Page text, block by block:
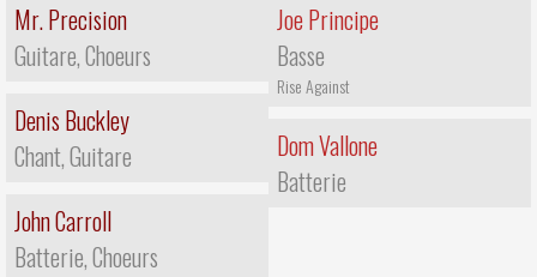
Mr. Precision
Guitare, Choeurs
Denis Buckley
Chant, Guitare
John Carroll
Batterie, Choeurs
Joe Principe
Basse
Rise Against
Dom Vallone
Batterie